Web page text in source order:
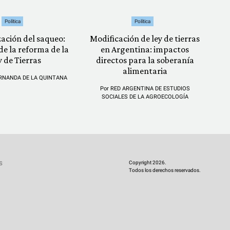
Política
del saqueo:
la reforma de la
de Tierras
DE LA QUINTANA
Política
Modificación de ley de tierras
en Argentina: impactos
directos para la soberanía
alimentaria
Por RED ARGENTINA DE ESTUDIOS
SOCIALES DE LA AGROECOLOGÍA
Copyright 2026.
Todos los derechos reservados.